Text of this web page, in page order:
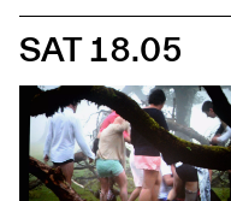
SAT 18.05